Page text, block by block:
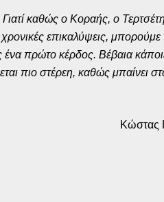
καθώς ο Κοραής, ο
επικαλύψεις,
ένα πρώτο κέρδος. Βέβαια
πιο στέρεη, καθώς μπαίνει
Κώστας